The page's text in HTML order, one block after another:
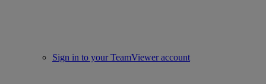
Sign in to your TeamViewer account